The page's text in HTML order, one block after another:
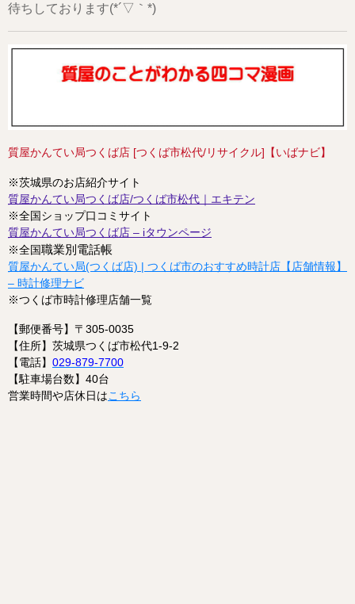
待ちしております(*´▽｀*)
質屋かんてい局つくば店 [つくば市松代/リサイクル]【いばナビ】
※茨城県のお店紹介サイト
質屋かんてい局つくば店/つくば市松代｜エキテン
※全国ショップ口コミサイト
質屋かんてい局つくば店 – iタウンページ
※全国職業別電話帳
質屋かんてい局(つくば店) | つくば市のおすすめ時計店【店舗情報】
– 時計修理ナビ
※つくば市時計修理店舗一覧
【郵便番号】〒305-0035
【住所】茨城県つくば市松代1-9-2
【電話】 029-879-7700
【駐車場台数】40台
営業時間や店休日はこちら